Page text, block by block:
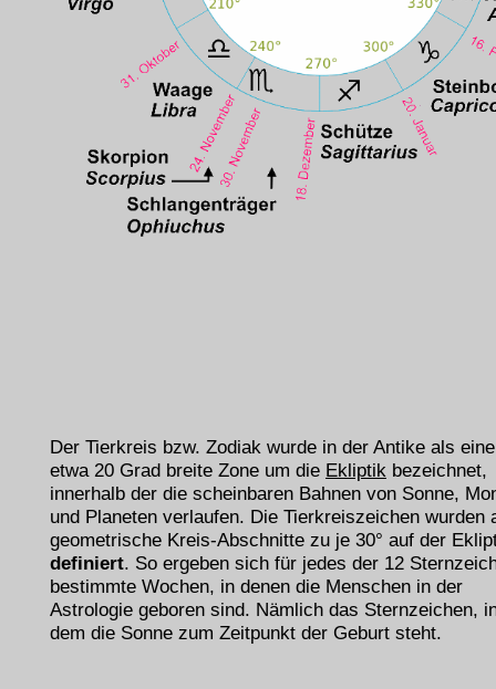
Der Tierkreis bzw. Zodiak wurde in der Antike als eine
etwa 20 Grad breite Zone um die Ekliptik bezeichnet,
innerhalb der die scheinbaren Bahnen von Sonne,
und Planeten verlaufen. Die Tierkreiszeichen wurden
geometrische Kreis-Abschnitte zu je 30° auf der
definiert. So ergeben sich für jedes der 12
bestimmte Wochen, in denen die Menschen in der
Astrologie geboren sind. Nämlich das Sternzeichen,
dem die Sonne zum Zeitpunkt der Geburt steht.